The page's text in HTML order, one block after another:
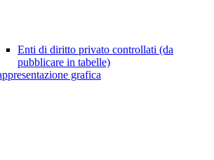
Enti di diritto privato controllati (da
pubblicare in tabelle)
grafica